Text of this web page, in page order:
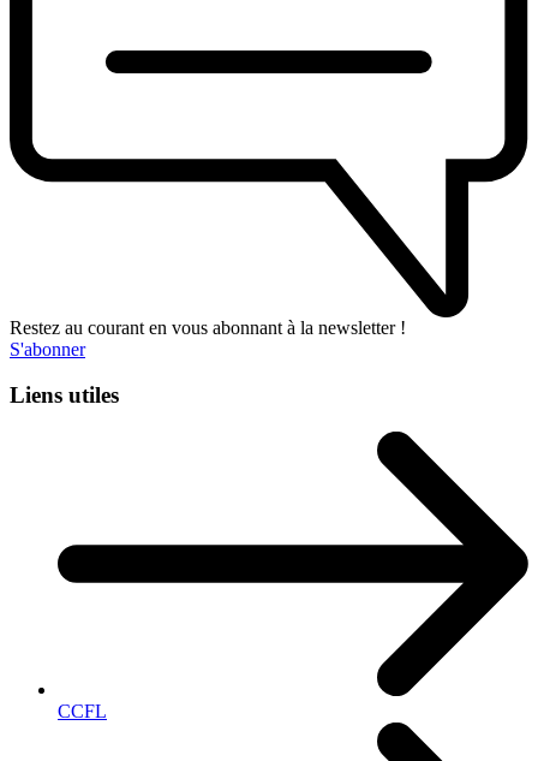
Restez au courant en vous abonnant à la newsletter !
S'abonner
Liens utiles
CCFL